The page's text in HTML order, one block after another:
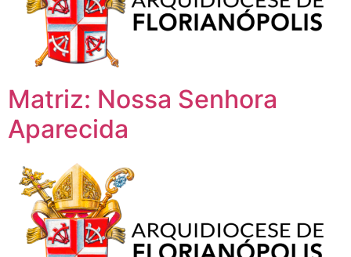
Matriz: Nossa Senhora
Aparecida